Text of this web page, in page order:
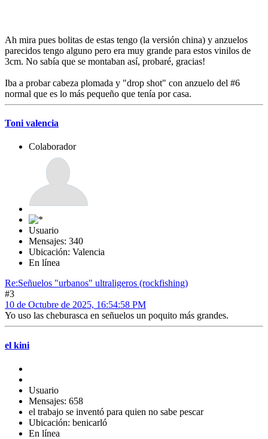
Ah mira pues bolitas de estas tengo (la versión china) y anzuelos
parecidos tengo alguno pero era muy grande para estos vinilos de
3cm. No sabía que se montaban así, probaré, gracias!
Iba a probar cabeza plomada y "drop shot" con anzuelo del #6
normal que es lo más pequeño que tenía por casa.
Toni valencia
Colaborador
Usuario
Mensajes: 340
Ubicación: Valencia
En línea
Re:Señuelos "urbanos" ultraligeros (rockfishing)
#3
10 de Octubre de 2025, 16:54:58 PM
Yo uso las cheburasca en señuelos un poquito más grandes.
el kini
Usuario
Mensajes: 658
el trabajo se inventó para quien no sabe pescar
Ubicación: benicarló
En línea